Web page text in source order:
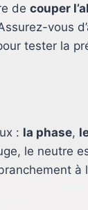
de couper
vous
tester la
: la phase,
le neutre
à